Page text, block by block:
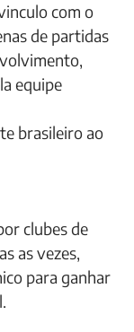
com o
de partidas
equipe
brasileiro ao
clubes de
as vezes,
para ganhar